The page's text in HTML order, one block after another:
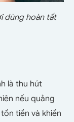
dùng hoàn tất
là thu hút
nếu quảng
tiền và khiến